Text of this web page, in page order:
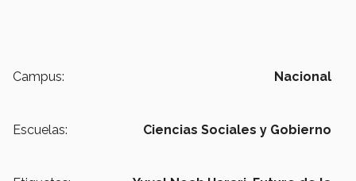
Campus: Nacional
Escuelas: Ciencias Sociales y Gobierno